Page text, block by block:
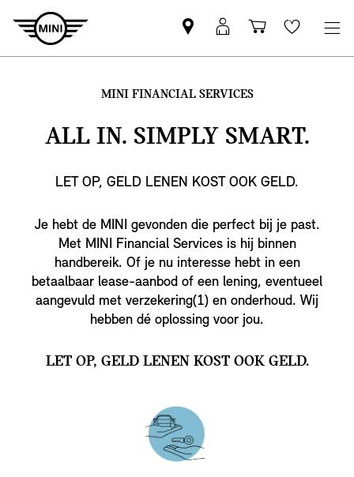
MINI
partner
MyMini-
login
Wishlist
MINI FINANCIAL SERVICES
ALL IN. SIMPLY SMART.
LET OP, GELD LENEN KOST OOK GELD.
Je hebt de MINI gevonden die perfect bij je past.
Met MINI Financial Services is hij binnen
handbereik. Of je nu interesse hebt in een
betaalbaar lease-aanbod of een lening, eventueel
aangevuld met verzekering(1) en onderhoud. Wij
hebben dé oplossing voor jou.
LET OP, GELD LENEN KOST OOK GELD.